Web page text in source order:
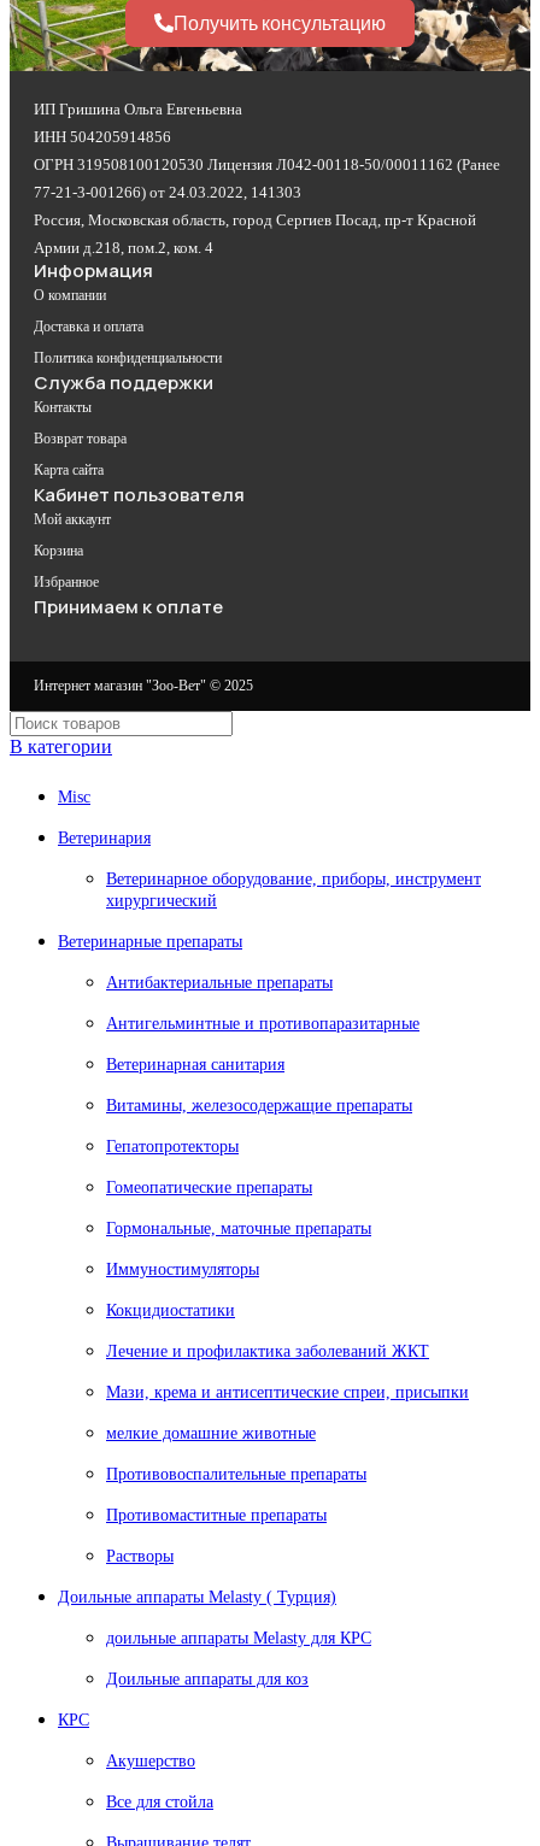
Получить консультацию
ИП Гришина Ольга Евгеньевна
ИНН 504205914856
ОГРН 319508100120530 Лицензия Л042-00118-50/00011162 (Ранее
77-21-3-001266) от 24.03.2022, 141303
Россия, Московская область, город Сергиев Посад, пр-т Красной
Армии д.218, пом.2, ком. 4
Информация
О компании
Доставка и оплата
Политика конфиденциальности
Служба поддержки
Контакты
Возврат товара
Карта сайта
Кабинет пользователя
Мой аккаунт
Корзина
Избранное
Принимаем к оплате
Интернет магазин "Зоо-Вет" © 2025
В категории
Misc
Ветеринария
Ветеринарное оборудование, приборы, инструмент
хирургический
Ветеринарные препараты
Антибактериальные препараты
Антигельминтные и противопаразитарные
Ветеринарная санитария
Витамины, железосодержащие препараты
Гепатопротекторы
Гомеопатические препараты
Гормональные, маточные препараты
Иммуностимуляторы
Кокцидиостатики
Лечение и профилактика заболеваний ЖКТ
Мази, крема и антисептические спреи, присыпки
мелкие домашние животные
Противовоспалительные препараты
Противомаститные препараты
Растворы
Доильные аппараты Melasty ( Турция)
доильные аппараты Melasty для КРС
Доильные аппараты для коз
КРС
Акушерство
Все для стойла